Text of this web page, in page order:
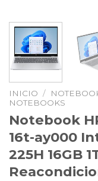
INICIO /
NOTEBOOKS
Notebook
16t-ay000
225H 16GB